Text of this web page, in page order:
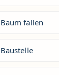
Baum fällen
Baustelle